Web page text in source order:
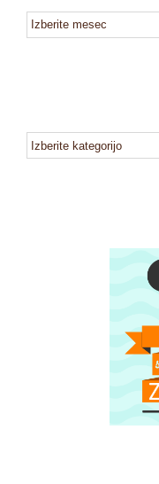
arhiv
kategorije